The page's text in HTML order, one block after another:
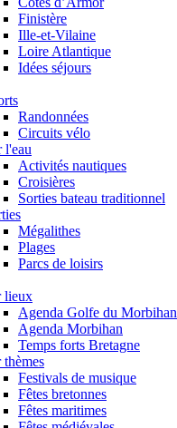
Finistère
Ille-et-Vilaine
Loire Atlantique
Idées séjours
Randonnées
Circuits vélo
l'eau
Activités nautiques
Croisières
Sorties bateau traditionnel
Mégalithes
Plages
Parcs de loisirs
lieux
Agenda Golfe du Morbihan
Agenda Morbihan
Temps forts Bretagne
thèmes
Festivals de musique
Fêtes bretonnes
Fêtes maritimes